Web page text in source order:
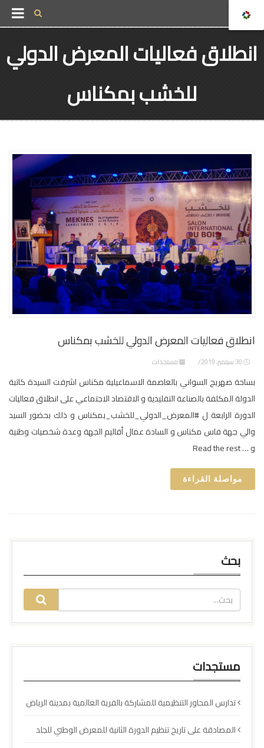
انطلاق فعاليات المعرض الدولي
للخشب بمكناس
انطلاق فعاليات المعرض الدولي للخشب بمكناس
مستجدات
بساحة صهريج السواني بالعاصمة الاسماعيلية مكناس اشرفت السيدة كاتبة
الدولة المكلفة بالصناعة التقليدية و الاقتصاد الاجتماعي على انطلاق فعاليات
الدورة الرابعة ل #المعرض_الدولي_للخشب_بمكناس و ذلك بحضور السيد
والي جهة فاس مكناس و السادة عمال أقاليم الجهة وعدة شخصيات وطنية
و … Read the rest
مواصلة القراءة
بحث
مستجدات
تدارس المحاور التنظيمية للمشاركة بالقرية العالمية بمدينة الرياض
المصادقة على تاريخ تنظيم الدورة الثانية للمعرض الوطني للجلد